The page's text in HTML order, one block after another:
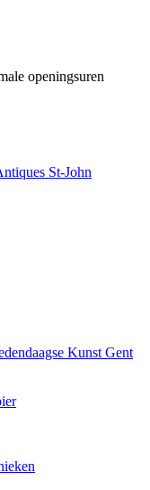
openingsuren
St-John
Kunst Gent